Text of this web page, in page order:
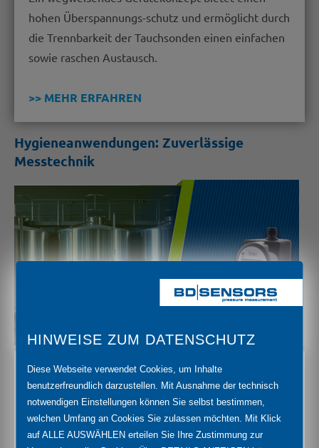
hohen Überspannungs-schutz und ermöglicht durch
die Trennbarkeit der Tauchsonden einen einfachen
sowie raschen Austausch.
>> MEHR ERFAHREN
Hygieneanwendungen: Zuverlässige
Messtechnik
Bei der Herstellung von Lebensmitteln und
Medikamenten hat die Hygiene oberste Priorität.
Druckmessgeräte müssen so gestaltet sein, dass sie
zuverlässig und beständig funktionieren.
HINWEISE ZUM DATENSCHUTZ
Diese Webseite verwendet Cookies, um Inhalte
benutzerfreundlich darzustellen. Mit Ausnahme der technisch
notwendigen Einstellungen können Sie selbst bestimmen,
welchen Umfang an Cookies Sie zulassen möchten. Mit Klick
auf ALLE AUSWÄHLEN erteilen Sie Ihre Zustimmung zur